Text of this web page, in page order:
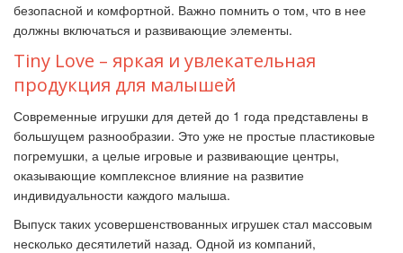
безопасной и комфортной. Важно помнить о том, что в нее
должны включаться и развивающие элементы.
Tiny Love – яркая и увлекательная
продукция для малышей
Современные игрушки для детей до 1 года представлены в
большущем разнообразии. Это уже не простые пластиковые
погремушки, а целые игровые и развивающие центры,
оказывающие комплексное влияние на развитие
индивидуальности каждого малыша.
Выпуск таких усовершенствованных игрушек стал массовым
несколько десятилетий назад. Одной из компаний,